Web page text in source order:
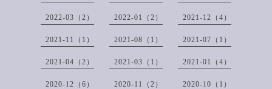
2022-03（2） 2022-01（2） 2021-12（4）
2021-11（1） 2021-08（1） 2021-07（1）
2021-04（2） 2021-03（1） 2021-01（4）
2020-12（6） 2020-11（2） 2020-10（1）